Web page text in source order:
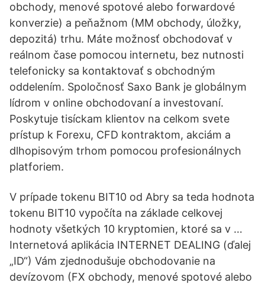
obchody, menové spotové alebo forwardové
konverzie) a peňažnom (MM obchody, úložky,
depozitá) trhu. Máte možnosť obchodovať v
reálnom čase pomocou internetu, bez nutnosti
telefonicky sa kontaktovať s obchodným
oddelením. Spoločnosť Saxo Bank je globálnym
lídrom v online obchodovaní a investovaní.
Poskytuje tisíckam klientov na celkom svete
prístup k Forexu, CFD kontraktom, akciám a
dlhopisovým trhom pomocou profesionálnych
platforiem.
V prípade tokenu BIT10 od Abry sa teda hodnota
tokenu BIT10 vypočíta na základe celkovej
hodnoty všetkých 10 kryptomien, ktoré sa v …
Internetová aplikácia INTERNET DEALING (ďalej
„ID“) Vám zjednodušuje obchodovanie na
devízovom (FX obchody, menové spotové alebo